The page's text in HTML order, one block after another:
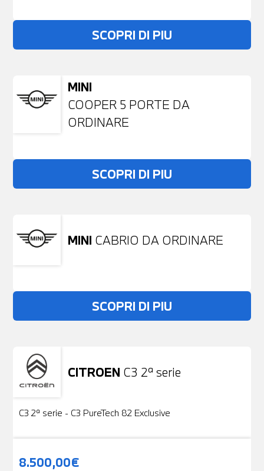
SCOPRI DI PIU
MINI
COOPER 5 PORTE DA
ORDINARE
SCOPRI DI PIU
MINI CABRIO DA ORDINARE
SCOPRI DI PIU
CITROEN C3 2ª serie
Usato
C3 2ª serie - C3 PureTech 82 Exclusive
8.500,00€